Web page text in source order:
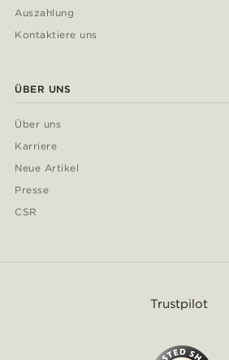
Auszahlung
Kontaktiere uns
ÜBER UNS
Über uns
Karriere
Neue Artikel
Presse
CSR
Trustpilot